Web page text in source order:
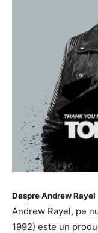
Despre Andrew Rayel
Andrew Rayel, pe
1992) este un